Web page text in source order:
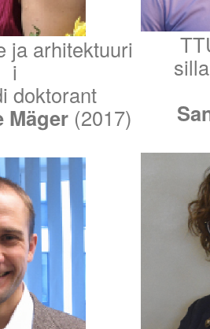
ja arhitektuuri
i
doktorant
Mäger (2017)